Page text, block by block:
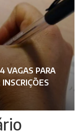
VAGAS PARA